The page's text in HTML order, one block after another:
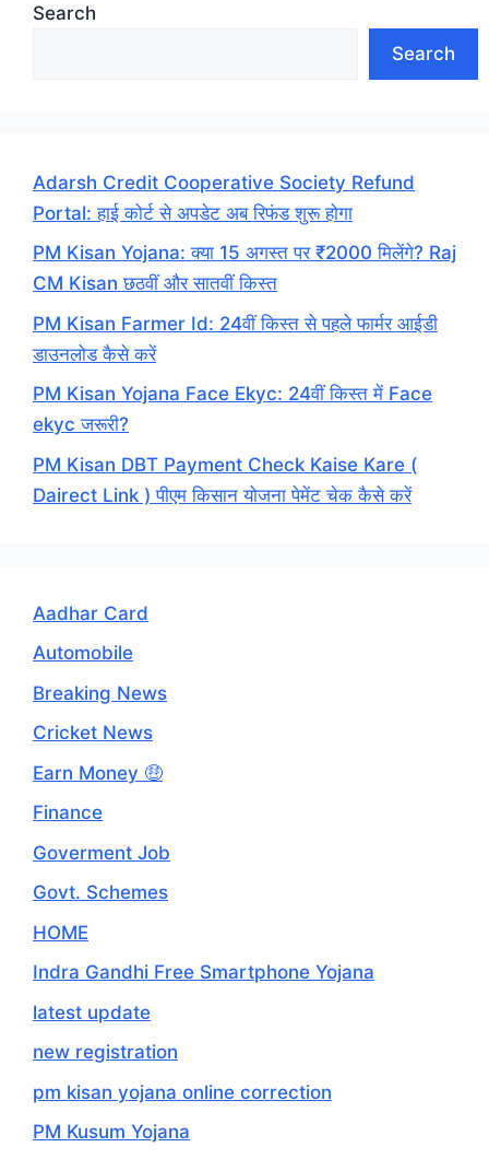
Search
Search
Adarsh Credit Cooperative Society Refund
Portal: हाई कोर्ट से अपडेट अब रिफंड शुरू होगा
PM Kisan Yojana: क्या 15 अगस्त पर ₹2000 मिलेंगे? Raj
CM Kisan छठवीं और सातवीं किस्त
PM Kisan Farmer Id: 24वीं किस्त से पहले फार्मर आईडी
डाउनलोड कैसे करें
PM Kisan Yojana Face Ekyc: 24वीं किस्त में Face
ekyc जरूरी?
PM Kisan DBT Payment Check Kaise Kare (
Dairect Link ) पीएम किसान योजना पेमेंट चेक कैसे करें
Aadhar Card
Automobile
Breaking News
Cricket News
Earn Money 🤑
Finance
Goverment Job
Govt. Schemes
HOME
Indra Gandhi Free Smartphone Yojana
latest update
new registration
pm kisan yojana online correction
PM Kusum Yojana